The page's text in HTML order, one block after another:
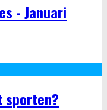
- Januari
sporten?